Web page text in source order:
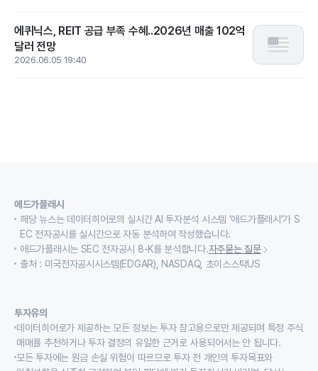
에퀴닉스, REIT 공급 부족 수혜..2026년 매출 102억
달러 전망
2026.06.05 19:40
애드가플래시
해당 뉴스는 데이터히어로의 실시간 AI 투자분석 시스템 ‘애드가플래시’가 S
EC 전자공시를 실시간으로 자동 분석하여 작성했습니다.
애드가플래시는 SEC 전자공시 8-K를 분석합니다.자주묻는 질문
출처 : 미국전자공시시스템(EDGAR), NASDAQ, 초이스스탁US
투자유의
데이터히어로가 제공하는 모든 정보는 투자 참고용으로만 제공되며 특정 주식
매매를 추천하거나 투자 결정의 유일한 근거로 사용되어서는 안 됩니다.
모든 투자에는 원금 손실 위험이 따르므로 투자 전 개인의 투자목표와